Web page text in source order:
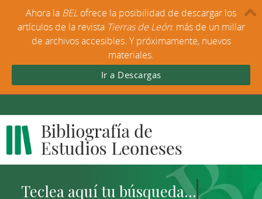
Ahora la BEL ofrece la posibilidad de descargar los
artículos de la revista Tierras de León: más de un millar
de archivos accesibles. Y próximamente, nuevos
materiales.
Ir a Descargas